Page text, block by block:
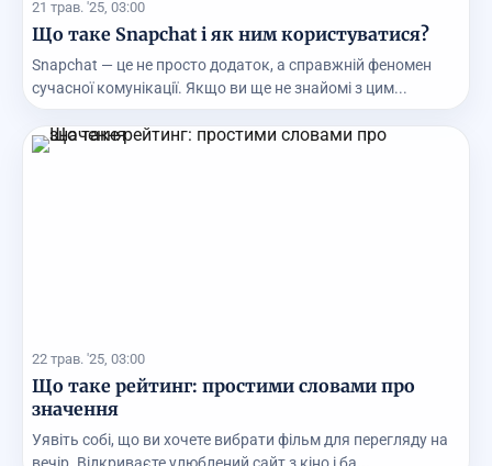
21 трав. '25, 03:00
Що таке Snapchat і як ним користуватися?
Snapchat — це не просто додаток, а справжній феномен
сучасної комунікації. Якщо ви ще не знайомі з цим...
22 трав. '25, 03:00
Що таке рейтинг: простими словами про
значення
Уявіть собі, що ви хочете вибрати фільм для перегляду на